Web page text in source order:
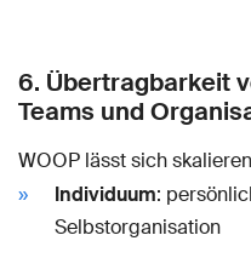
6. Übertragbarkeit
Teams und
WOOP lässt sich
Individuum:
Selbstorganisation